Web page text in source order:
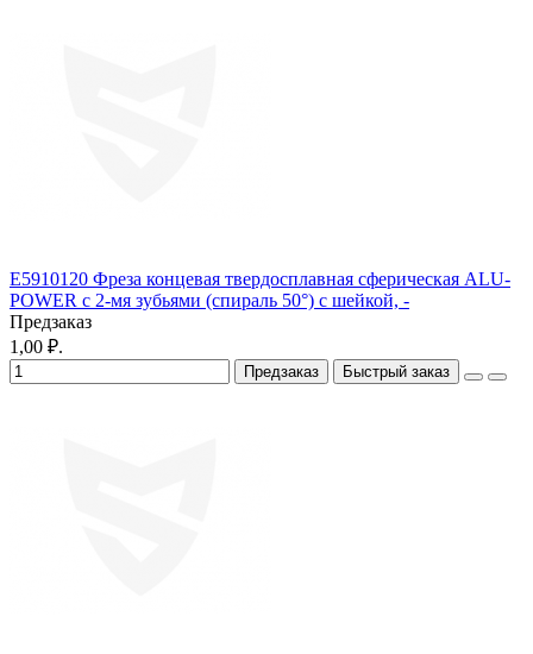
E5910120 Фреза концевая твердосплавная cферическая ALU-
POWER с 2-мя зубьями (спираль 50°) с шейкой, -
Предзаказ
1,00 ₽.
Предзаказ Быстрый заказ